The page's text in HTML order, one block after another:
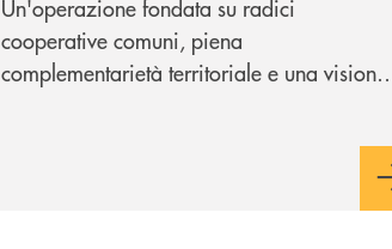
Un'operazione fondata su radici
cooperative comuni, piena
complementarietà territoriale e una visione